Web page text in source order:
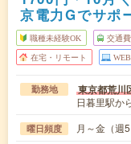
京電力Gでサポ
職種未経験OK 交通
在宅・リモート
勤務地 東京都荒川
日暮里駅か
曜日頻度 月～金（週5